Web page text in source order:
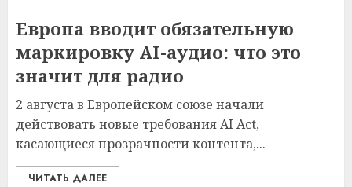
Европа вводит обязательную
маркировку AI-аудио: что это
значит для радио
2 августа в Европейском союзе начали
действовать новые требования AI Act,
касающиеся прозрачности контента,...
ЧИТАТЬ ДАЛЕЕ